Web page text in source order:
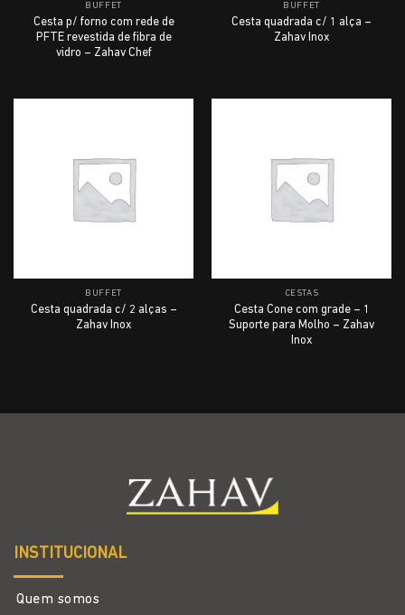
BUFFET
Cesta p/ forno com rede de
PFTE revestida de fibra de
vidro – Zahav Chef
BUFFET
Cesta quadrada c/ 1 alça –
Zahav Inox
BUFFET
Cesta quadrada c/ 2 alças –
Zahav Inox
CESTAS
Cesta Cone com grade – 1
Suporte para Molho – Zahav
Inox
INSTITUCIONAL
Quem somos